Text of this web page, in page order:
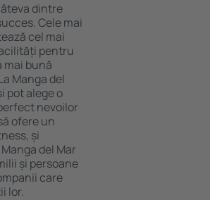
dintre
Cele mai
cel mai
pentru
mai bună
Manga del
pot alege o
nevoilor
ofere un
și
del Mar
și persoane
care
lor.